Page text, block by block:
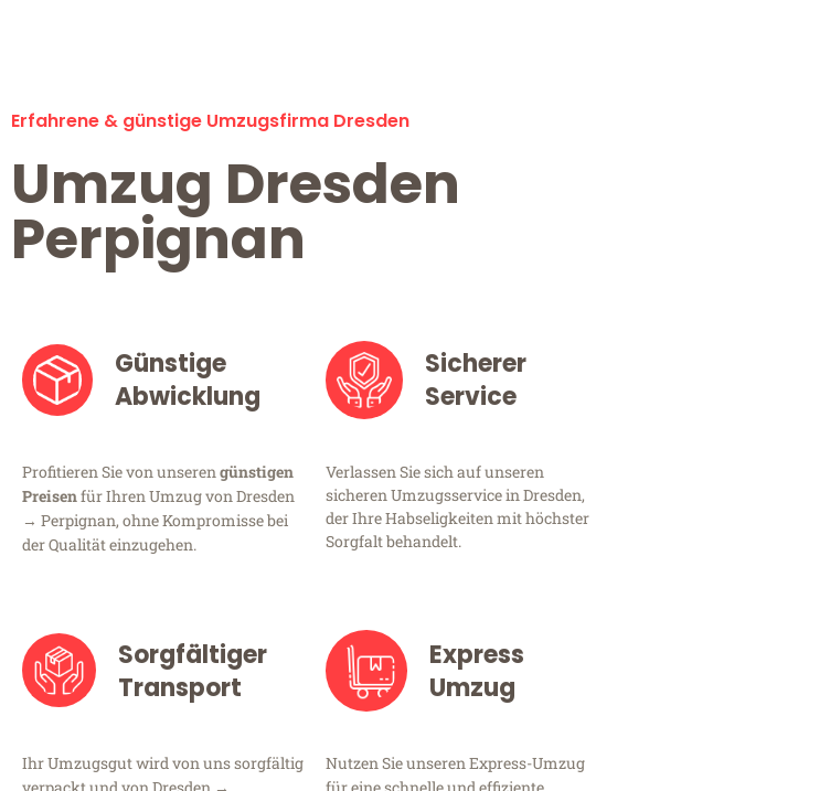
Erfahrene & günstige Umzugsfirma Dresden
Umzug Dresden
Perpignan
Günstige
Abwicklung
Profitieren Sie von unserengünstigen
Preisenfür Ihren Umzug von Dresden
→ Perpignan, ohne Kompromisse bei
der Qualität einzugehen.
Sicherer
Service
Verlassen Sie sich auf unseren
sicheren Umzugsservice in Dresden,
der Ihre Habseligkeiten mit höchster
Sorgfalt behandelt.
Sorgfältiger
Transport
Ihr Umzugsgut wird von uns sorgfältig
Express
Umzug
Nutzen Sie unseren Express-Umzug